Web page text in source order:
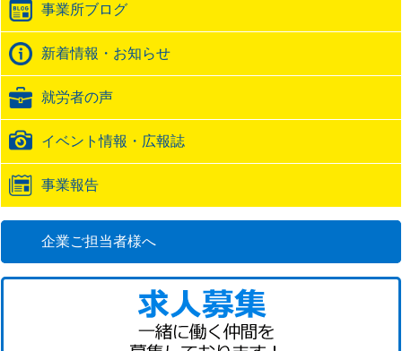
ッ
ク
バ
ッ
URL
事業所ブログ
新着情報・お知らせ
就労者の声
イベント情報・広報誌
事業報告
企業ご担当者様へ